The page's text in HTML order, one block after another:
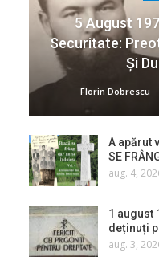
5 August
Securitate:
Și
Florin Dobrescu
A apărut
SE
aug. 4,
1 august
deținuți
aug. 3,